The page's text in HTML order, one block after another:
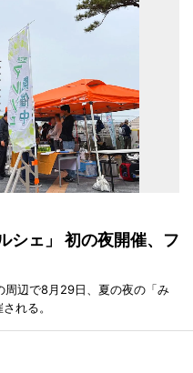
シェ」 初の夜開催、フ
周辺で8月29日、夏の夜の「み
れる。